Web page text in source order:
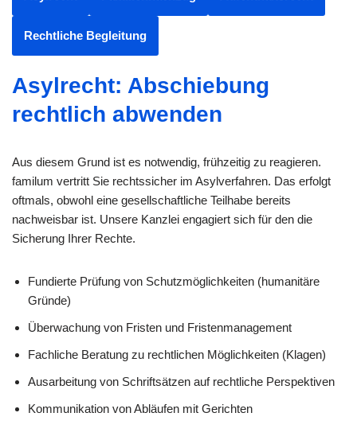
Rechtliche Begleitung
Asylrecht: Abschiebung
rechtlich abwenden
Aus diesem Grund ist es notwendig, frühzeitig zu reagieren.
familum vertritt Sie rechtssicher im Asylverfahren. Das erfolgt
oftmals, obwohl eine gesellschaftliche Teilhabe bereits
nachweisbar ist. Unsere Kanzlei engagiert sich für den die
Sicherung Ihrer Rechte.
Fundierte Prüfung von Schutzmöglichkeiten (humanitäre
Gründe)
Überwachung von Fristen und Fristenmanagement
Fachliche Beratung zu rechtlichen Möglichkeiten (Klagen)
Ausarbeitung von Schriftsätzen auf rechtliche Perspektiven
Kommunikation von Abläufen mit Gerichten